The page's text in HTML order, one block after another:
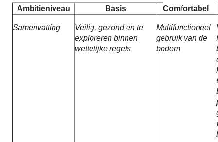
Ambitieniveau Basis Comfortabel
Samenvatting
Veilig, gezond en te
exploreren binnen
wettelijke regels
Multifunctioneel
gebruik van de
bodem